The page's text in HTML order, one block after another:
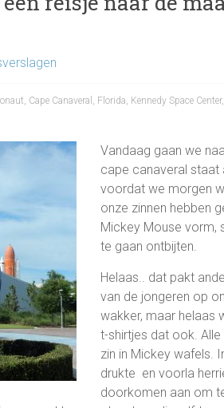
, Cape Canaveral , Florida, Kennedy Space Center,
Vandaag gaan we
cape canaveral
voordat we morgen
onze zinnen hebben
Mickey Mouse vorm,
te gaan ontbijten.
Helaas.. dat pakt
van de jongeren op
wakker, maar helaas
t-shirtjes dat ook.
zin in Mickey wafels.
drukte en voorla
doorkomen aan om